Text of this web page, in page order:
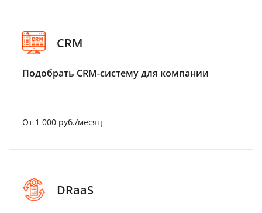
CRM
Подобрать CRM-систему для компании
От 1 000 руб./месяц
DRaaS